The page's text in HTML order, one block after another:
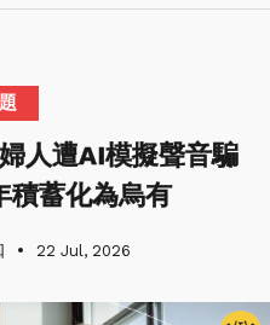
人遭AI模擬聲音騙
積蓄化為烏有
22 Jul, 2026